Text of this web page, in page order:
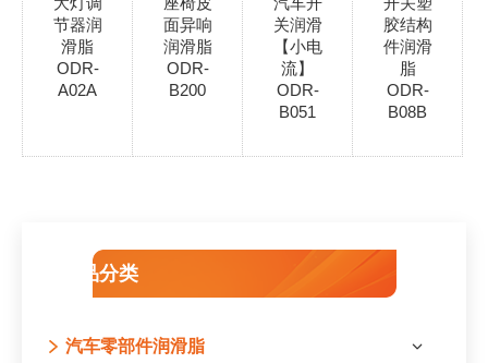
节器润
滑脂
ODR-
A02A
面异响
润滑脂
ODR-
B200
关润滑
【小电
流】
ODR-
B051
胶结构
件润滑
脂
ODR-
B08B
产品分类
汽车零部件润滑脂